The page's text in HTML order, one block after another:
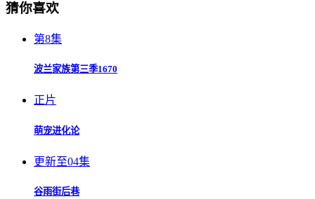
猜你喜欢
第8集
波兰家族第三季1670
正片
萌宠进化论
更新至04集
谷雨街后巷